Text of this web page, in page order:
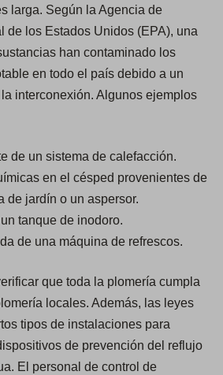
larga. Según la Agencia de
de los Estados Unidos (EPA), una
han contaminado los
en todo el país debido a un
interconexión. Algunos ejemplos
de un sistema de calefacción.
en el césped provenientes de
de jardín o un aspersor.
tanque de inodoro.
de una máquina de refrescos.
que toda la plomería cumpla
locales. Además, las leyes
tipos de instalaciones para
de prevención del reflujo
El personal de control de